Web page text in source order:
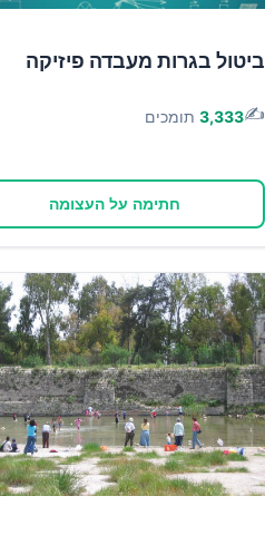
ביטול בגרות מעבדה פיזיקה
✍️
3,333 תומכים
חתימה על העצומה